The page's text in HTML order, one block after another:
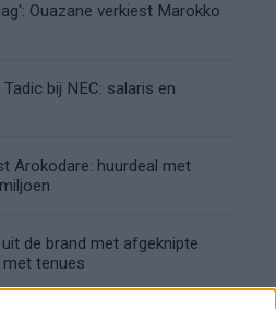
Ouazane verkiest Marokko
bij NEC: salaris en
Arokodare: huurdeal met
de brand met afgeknipte
met tenues